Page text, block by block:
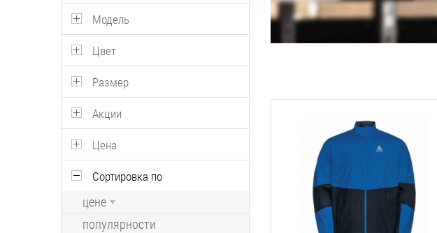
Модель
Цвет
Размер
Акции
Цена
Сортировка по
цене
популярности